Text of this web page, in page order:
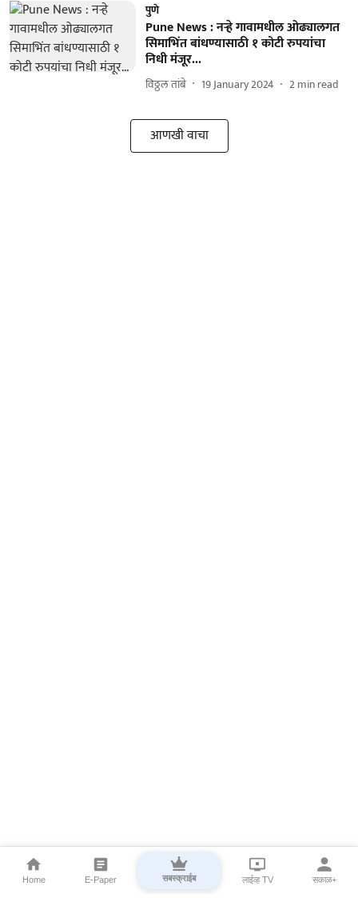
पुणे
Pune News : नऱ्हे गावामधील ओढ्यालगत
सिमाभिंत बांधण्यासाठी १ कोटी रुपयांचा
निधी मंजूर...
विठ्ठल तांबे 19 January 2024 2min read
आणखी वाचा
Home E-Paper सबस्क्राईब लाईव्ह TV सकाळ+